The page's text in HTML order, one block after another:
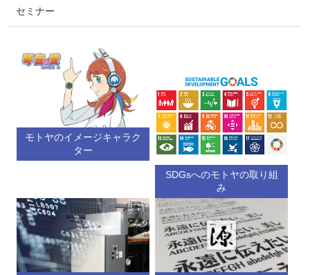
セミナー
モトヤのイメージキャラク
ター
SDGsへのモトヤの取り組
み